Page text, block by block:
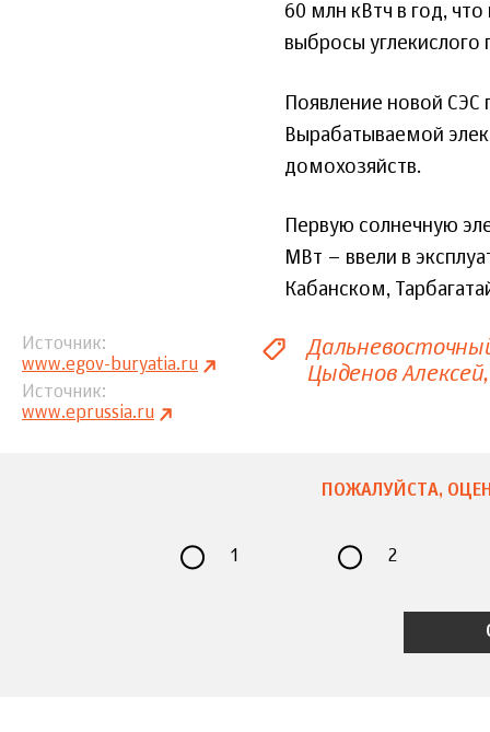
60 млн кВтч в год,
выбросы углекислого
Появление новой
Вырабатываемой
домохозяйств.
Первую солнечную
МВт – ввели в
Кабанском,
Источник
www.egov-buryatia.ru
Источник
www.eprussia.ru
Цыденов Алексей
ПОЖАЛУЙСТА,
1 2